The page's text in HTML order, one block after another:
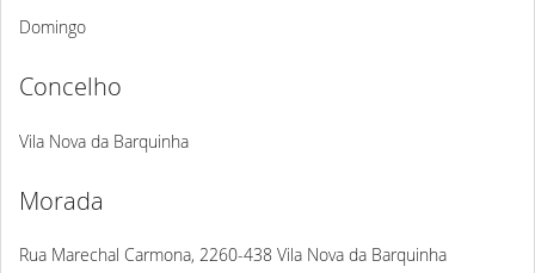
Domingo
Concelho
Vila Nova da Barquinha
Morada
Rua Marechal Carmona, 2260-438 Vila Nova da Barquinha